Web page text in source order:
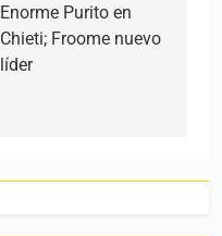
Enorme Purito en
Chieti; Froome nuevo
líder